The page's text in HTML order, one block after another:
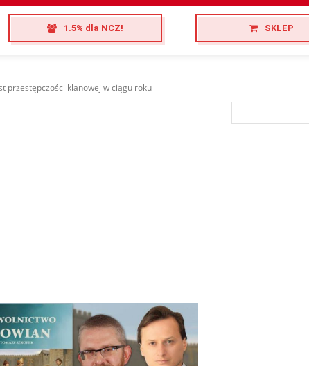
1.5% dla NCZ! SKLEP
przestępczości klanowej w ciągu roku